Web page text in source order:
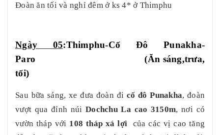
Đoàn ăn tối và nghỉ đêm ở ks 4* ở Thimphu
Ngày 05:Thimphu-Cố Đô Punakha-
Paro
(Ăn sáng,trưa,
tối)
Sau bữa sáng, xe đưa đoàn đi cố đô Punakha, đoàn
vượt qua đỉnh núiDochchu La cao 3150m, nơi có
vườn tháp với 108 tháp xá lợi của các vị cao tăng